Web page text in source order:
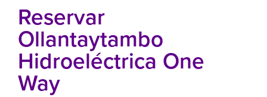
Reservar
Ollantaytambo
Hidroeléctrica One
Way